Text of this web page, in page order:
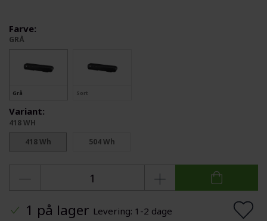
Farve:
GRÅ
Grå Sort
Variant:
418 WH
418 Wh
504 Wh
1 på lager Levering: 1-2 dage